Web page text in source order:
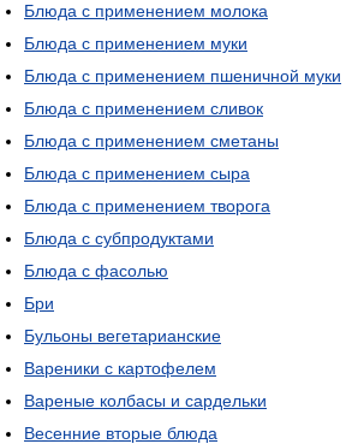
Блюда с применением молока
Блюда с применением муки
Блюда с применением пшеничной муки
Блюда с применением сливок
Блюда с применением сметаны
Блюда с применением сыра
Блюда с применением творога
Блюда с субпродуктами
Блюда с фасолью
Бри
Бульоны вегетарианские
Вареники с картофелем
Вареные колбасы и сардельки
Весенние вторые блюда